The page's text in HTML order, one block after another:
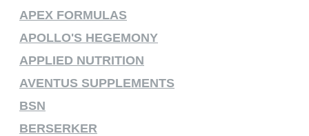
APEX FORMULAS
APOLLO'S HEGEMONY
APPLIED NUTRITION
AVENTUS SUPPLEMENTS
BSN
BERSERKER